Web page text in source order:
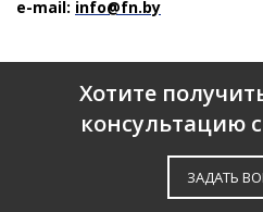
e-mail: info@fn.by
Хотите
консультацию
ЗАДАТЬ